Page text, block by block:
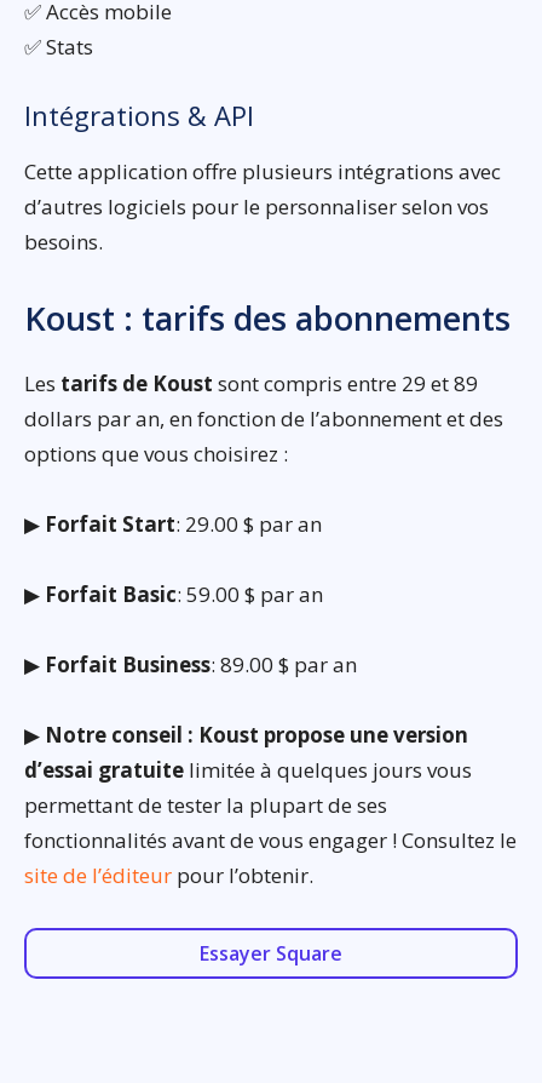
✅ Accès mobile
✅ Stats
Intégrations & API
Cette application offre plusieurs intégrations avec
d’autres logiciels pour le personnaliser selon vos
besoins.
Koust : tarifs des abonnements
Les tarifs de Koust sont compris entre 29 et 89
dollars par an, en fonction de l’abonnement et des
options que vous choisirez :
▶ Forfait Start: 29.00 $ par an
▶ Forfait Basic: 59.00 $ par an
▶ Forfait Business: 89.00 $ par an
▶ Notre conseil : Koust propose une version
d’essai gratuite limitée à quelques jours vous
permettant de tester la plupart de ses
fonctionnalités avant de vous engager ! Consultez le
site de l’éditeur pour l’obtenir.
Essayer Square